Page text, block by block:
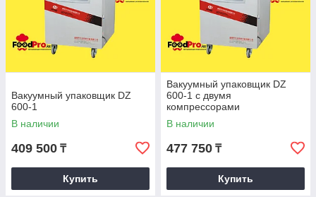
Вакуумный упаковщик DZ
600-1
В наличии
409 500 ₸
Купить
Вакуумный упаковщик DZ
600-1 c двумя
компрессорами
В наличии
477 750 ₸
Купить